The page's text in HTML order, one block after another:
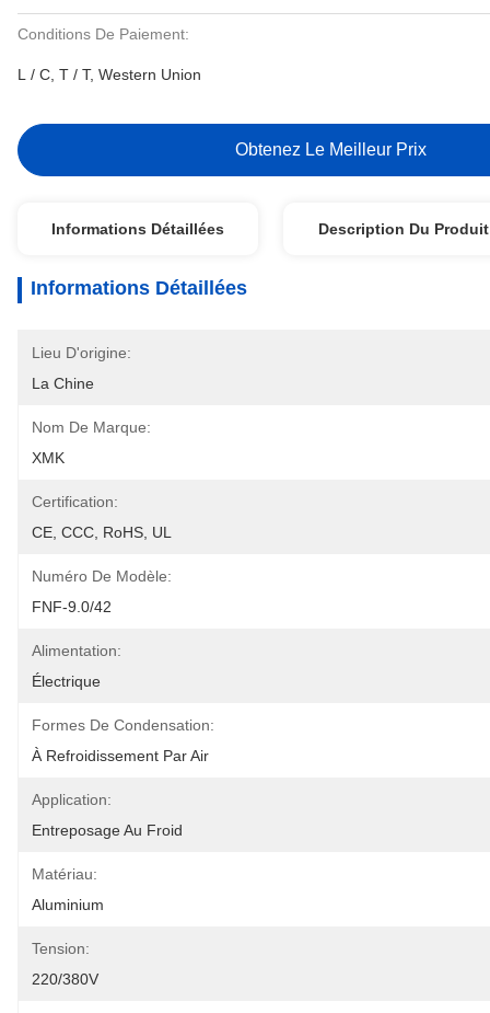
Conditions De Paiement:
L / C, T / T, Western Union
Obtenez Le Meilleur Prix
Informations Détaillées Description Du Produit
Informations Détaillées
Lieu D'origine:
La Chine
Nom De Marque:
XMK
Certification:
CE, CCC, RoHS, UL
Numéro De Modèle:
FNF-9.0/42
Alimentation:
Électrique
Formes De Condensation:
À Refroidissement Par Air
Application:
Entreposage Au Froid
Matériau:
Aluminium
Tension:
220/380V